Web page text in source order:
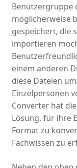
Benutzergruppe
möglicherweise
gespeichert, die
importieren
einem anderen
diese Dateien
Einzelpersonen
Converter hat
Lösung, für ihre
Format zu
Fachwissen zu